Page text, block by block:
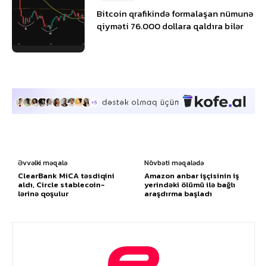
Bitcoin qrafikində formalaşan nümunə
qiyməti 76.000 dollara qaldıra bilər
Əvvəlki məqalə
ClearBank MiCA təsdiqini
aldı, Circle stablecoin-
lərinə qoşulur
Növbəti məqalədə
Amazon anbar işçisinin iş
yerindəki ölümü ilə bağlı
araşdırma başladı